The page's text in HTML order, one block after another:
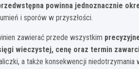
powinna jednoznacznie
i sporów w przyszłości.
zawierać przede wszystkim
wieczystej, cenę oraz termin
a także konsekwencji